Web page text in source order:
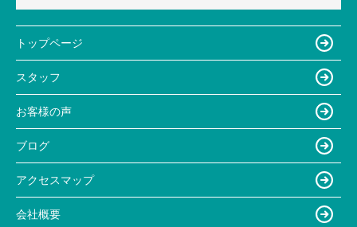
トップページ
スタッフ
お客様の声
ブログ
アクセスマップ
会社概要